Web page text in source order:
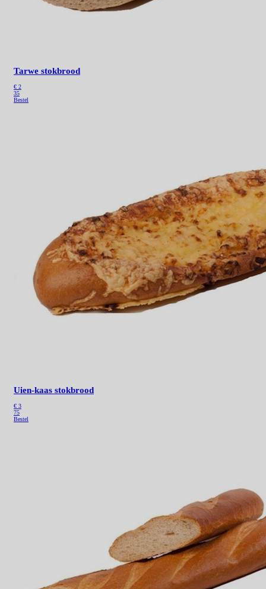
Tarwe stokbrood
€ 2
35
Bestel
Uien-kaas stokbrood
€ 3
75
Bestel